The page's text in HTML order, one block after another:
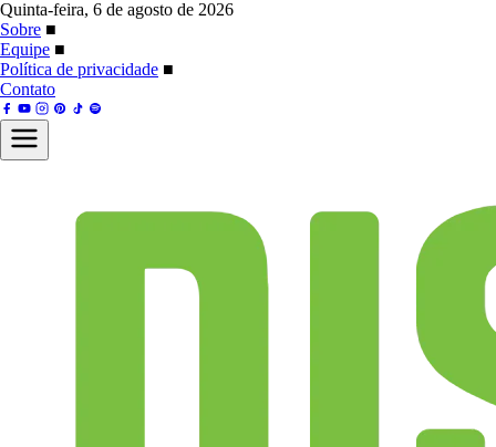
Quinta-feira, 6 de agosto de 2026
Sobre ■
Equipe ■
Política de privacidade ■
Contato